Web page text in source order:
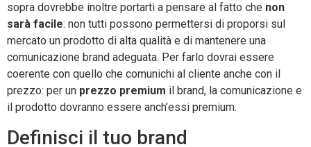
sopra dovrebbe inoltre portarti a pensare al fatto che non
sarà facile: non tutti possono permettersi di proporsi sul
mercato un prodotto di alta qualità e di mantenere una
comunicazione brand adeguata. Per farlo dovrai essere
coerente con quello che comunichi al cliente anche con il
prezzo: per un prezzo premium il brand, la comunicazione e
il prodotto dovranno essere anch’essi premium.
Definisci il tuo brand